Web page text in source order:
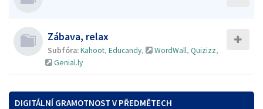
Zábava, relax
Subfóra:Kahoot, Educandy, WordWall, Quizizz,
Genial.ly
DIGITÁLNÍ GRAMOTNOST V PŘEDMĚTECH